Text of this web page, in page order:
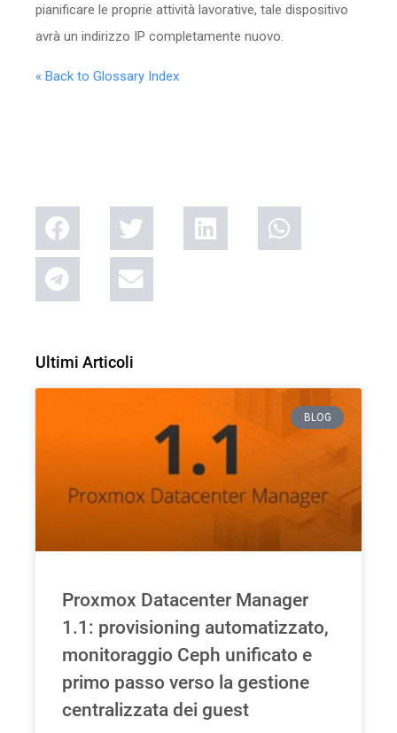
pianificare le proprie attività lavorative, tale dispositivo
avrà un indirizzo IP completamente nuovo.
« Back to Glossary Index
Ultimi Articoli
BLOG
Proxmox Datacenter Manager
1.1: provisioning automatizzato,
monitoraggio Ceph unificato e
primo passo verso la gestione
centralizzata dei guest